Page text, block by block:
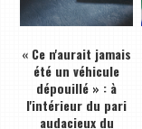
« Ce n'aurait jamais
été un véhicule
dépouillé » : à
l'intérieur du pari
audacieux du